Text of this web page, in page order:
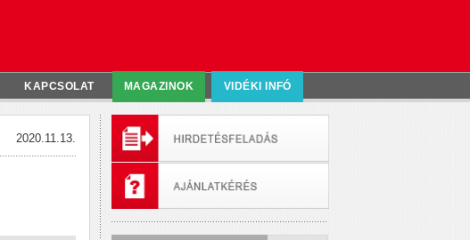
KAPCSOLAT MAGAZINOK VIDÉKI INFÓ
2020.11.13.